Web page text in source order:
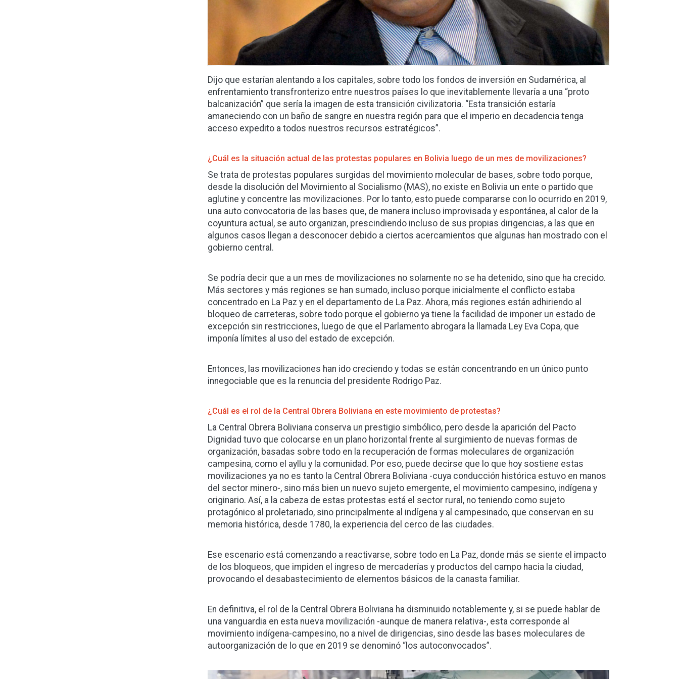
Dijo que estarían alentando a los capitales, sobre todo los fondos de inversión en Sudamérica, al
enfrentamiento transfronterizo entre nuestros países lo que inevitablemente llevaría a una “proto
balcanización” que sería la imagen de esta transición civilizatoria. “Esta transición estaría
amaneciendo con un baño de sangre en nuestra región para que el imperio en decadencia tenga
acceso expedito a todos nuestros recursos estratégicos”.
¿Cuál es la situación actual de las protestas populares en Bolivia luego de un mes de movilizaciones?
Se trata de protestas populares surgidas del movimiento molecular de bases, sobre todo porque,
desde la disolución del Movimiento al Socialismo (MAS), no existe en Bolivia un ente o partido que
aglutine y concentre las movilizaciones. Por lo tanto, esto puede compararse con lo ocurrido en 2019,
una auto convocatoria de las bases que, de manera incluso improvisada y espontánea, al calor de la
coyuntura actual, se auto organizan, prescindiendo incluso de sus propias dirigencias, a las que en
algunos casos llegan a desconocer debido a ciertos acercamientos que algunas han mostrado con el
gobierno central.
Se podría decir que a un mes de movilizaciones no solamente no se ha detenido, sino que ha crecido.
Más sectores y más regiones se han sumado, incluso porque inicialmente el conflicto estaba
concentrado en La Paz y en el departamento de La Paz. Ahora, más regiones están adhiriendo al
bloqueo de carreteras, sobre todo porque el gobierno ya tiene la facilidad de imponer un estado de
excepción sin restricciones, luego de que el Parlamento abrogara la llamada Ley Eva Copa, que
imponía límites al uso del estado de excepción.
Entonces, las movilizaciones han ido creciendo y todas se están concentrando en un único punto
innegociable que es la renuncia del presidente Rodrigo Paz.
¿Cuál es el rol de la Central Obrera Boliviana en este movimiento de protestas?
La Central Obrera Boliviana conserva un prestigio simbólico, pero desde la aparición del Pacto
Dignidad tuvo que colocarse en un plano horizontal frente al surgimiento de nuevas formas de
organización, basadas sobre todo en la recuperación de formas moleculares de organización
campesina, como el ayllu y la comunidad. Por eso, puede decirse que lo que hoy sostiene estas
movilizaciones ya no es tanto la Central Obrera Boliviana -cuya conducción histórica estuvo en manos
del sector minero-, sino más bien un nuevo sujeto emergente, el movimiento campesino, indígena y
originario. Así, a la cabeza de estas protestas está el sector rural, no teniendo como sujeto
protagónico al proletariado, sino principalmente al indígena y al campesinado, que conservan en su
memoria histórica, desde 1780, la experiencia del cerco de las ciudades.
Ese escenario está comenzando a reactivarse, sobre todo en La Paz, donde más se siente el impacto
de los bloqueos, que impiden el ingreso de mercaderías y productos del campo hacia la ciudad,
provocando el desabastecimiento de elementos básicos de la canasta familiar.
En definitiva, el rol de la Central Obrera Boliviana ha disminuido notablemente y, si se puede hablar de
una vanguardia en esta nueva movilización -aunque de manera relativa-, esta corresponde al
movimiento indígena-campesino, no a nivel de dirigencias, sino desde las bases moleculares de
autoorganización de lo que en 2019 se denominó “los autoconvocados”.